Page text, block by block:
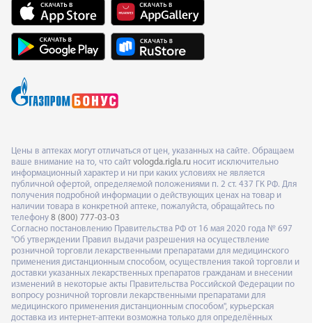
Цены в аптеках могут отличаться от цен, указанных на сайте. Обращаем
ваше внимание на то, что сайт vologda.rigla.ru носит исключительно
информационный характер и ни при каких условиях не является
публичной офертой, определяемой положениями п. 2 ст. 437 ГК РФ. Для
получения подробной информации о действующих ценах на товар и
наличии товара в конкретной аптеке, пожалуйста, обращайтесь по
телефону 8 (800) 777-03-03
Согласно постановлению Правительства РФ от 16 мая 2020 года № 697
"Об утверждении Правил выдачи разрешения на осуществление
розничной торговли лекарственными препаратами для медицинского
применения дистанционным способом, осуществления такой торговли и
доставки указанных лекарственных препаратов гражданам и внесении
изменений в некоторые акты Правительства Российской Федерации по
вопросу розничной торговли лекарственными препаратами для
медицинского применения дистанционным способом", курьерская
доставка из интернет-аптеки возможна только для определённых